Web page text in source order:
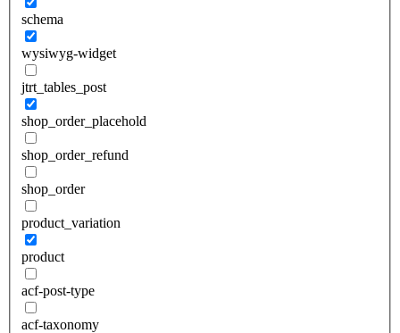
schema
wysiwyg-widget
jtrt_tables_post
shop_order_placehold
shop_order_refund
shop_order
product_variation
product
acf-post-type
acf-taxonomy